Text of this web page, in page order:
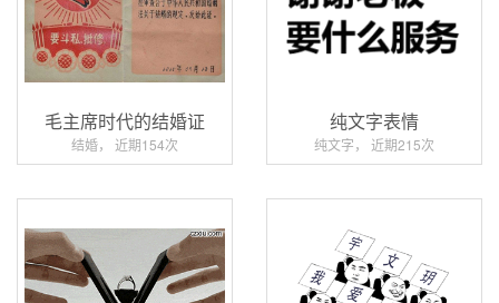
毛主席时代的结婚证
结婚， 近期154次
纯文字表情
纯文字， 近期215次